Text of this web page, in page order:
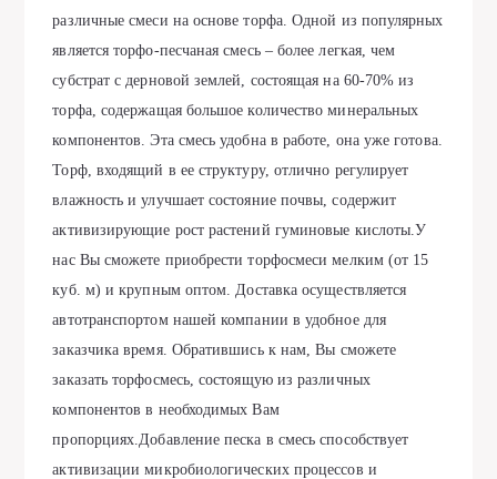
различные смеси на основе торфа. Одной из популярных
является торфо-песчаная смесь – более легкая, чем
субстрат с дерновой землей, состоящая на 60-70% из
торфа, содержащая большое количество минеральных
компонентов. Эта смесь удобна в работе, она уже готова.
Торф, входящий в ее структуру, отлично регулирует
влажность и улучшает состояние почвы, содержит
активизирующие рост растений гуминовые кислоты.У
нас Вы сможете приобрести торфосмеси мелким (от 15
куб. м) и крупным оптом. Доставка осуществляется
автотранспортом нашей компании в удобное для
заказчика время. Обратившись к нам, Вы сможете
заказать торфосмесь, состоящую из различных
компонентов в необходимых Вам
пропорциях.Добавление песка в смесь способствует
активизации микробиологических процессов и